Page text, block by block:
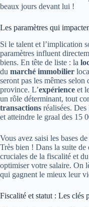
beaux jours devant lui !
Les paramètres qui
Si le talent et l’implication
paramètres influent
biens. En tête de liste : la
du marché immobilier
seront pas les mêmes
province. L’expérience et
un rôle déterminant, tout
transactions réalisées.
et atteindre le graal des 15
Vous avez saisi les bases
Très bien ! Dans la suite de
cruciales de la fiscalité et
optimiser votre salaire. On
qui gagnent le mieux leur
Fiscalité et statut : Les clés